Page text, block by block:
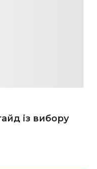
із вибору